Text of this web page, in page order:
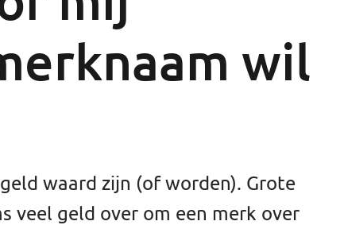
wil
waard zijn (of worden). Grote
veel geld over om een merk over